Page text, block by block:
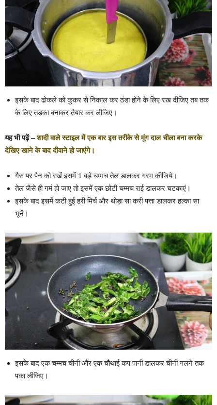
इसके बाद ढोकले को कुकर से निकाल कर ठंडा होने के लिए रख दीजिए तब तक
के लिए तड़का बनाकर तैयार कर लीजिए।
यह भी पढ़ें – शादी वाले स्टाइल में एक बार इस तरीके से मूंग दाल चीला बना करके
देखिए खाने के बाद दीवाने हो जाएंगे।
गैस पर पैन को रखें इसमें 1 बड़े चम्मच तेल डालकर गरम कीजिये।
तेल जैसे ही गर्म हो जाए तो इसमें एक छोटी चम्मच राई डालकर चटकाएं।
इसके बाद इसमें कटी हुई हरी मिर्च और थोड़ा सा करी पत्ता डालकर हल्का सा
भूनें।
इसके बाद एक चम्मच चीनी और एक चौथाई कप पानी डालकर चीनी गलने तक
पका लीजिए।